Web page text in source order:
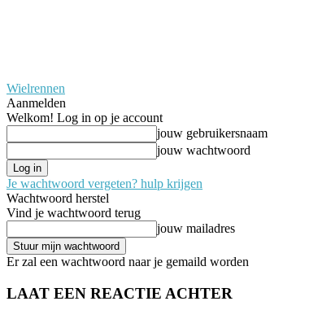
Wielrennen
Aanmelden
Welkom! Log in op je account
jouw gebruikersnaam
jouw wachtwoord
Je wachtwoord vergeten? hulp krijgen
Wachtwoord herstel
Vind je wachtwoord terug
jouw mailadres
Er zal een wachtwoord naar je gemaild worden
LAAT EEN REACTIE ACHTER